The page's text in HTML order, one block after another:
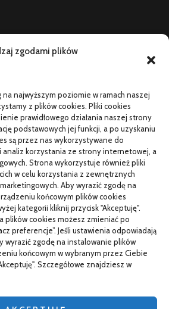
zgodami plików
na najwyższym poziomie w ramach naszej
z plików cookies. Pliki cookies
prawidłowego działania naszej strony
podstawowych jej funkcji, a po uzyskaniu
są przez nas wykorzystywane do
analiz korzystania ze strony internetowej, a
Strona wykorzystuje również pliki
w celu korzystania z zewnętrznych
Aby wyrazić zgodę na
końcowym plików cookies
kategorii kliknij przycisk "Akceptuję".
plików cookies możesz zmieniać po
preferencje”. Jeśli ustawienia odpowiadają
wyrazić zgodę na instalowanie plików
końcowym w wybranym przez Ciebie
Szczegółowe znajdziesz w
pod obciążeniem:
firmie: nauka i wdrożenie
kilka miesięcy: co robić
przed wdrożeniem KSeF
Hiszpania z kamperem – gdzie
śruby z ocynkiem
jak budować w solidny sposób